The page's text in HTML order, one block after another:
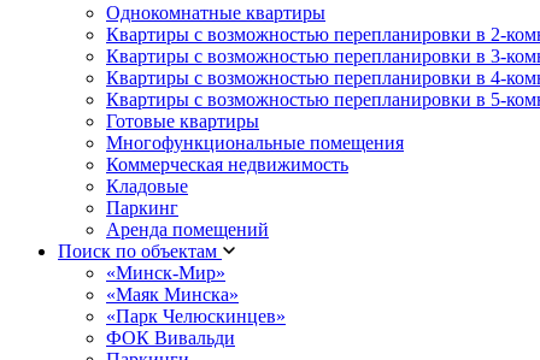
Однокомнатные квартиры
Квартиры с возможностью перепланировки в 2-
Квартиры с возможностью перепланировки в 3-
Квартиры с возможностью перепланировки в 4-
Квартиры с возможностью перепланировки в 5-
Готовые квартиры
Многофункциональные помещения
Коммерческая недвижимость
Кладовые
Паркинг
Аренда помещений
Поиск по объектам
«Минск-Мир»
«Маяк Минска»
«Парк Челюскинцев»
ФОК Вивальди